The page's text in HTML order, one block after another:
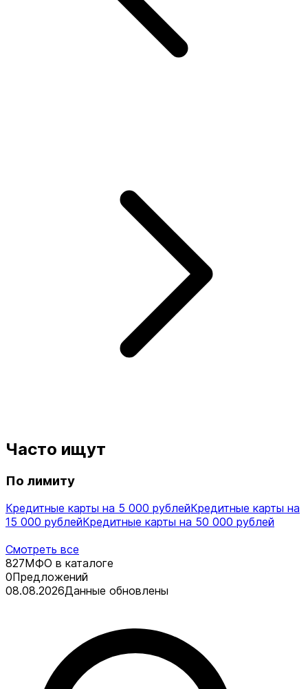
Часто ищут
По лимиту
Кредитные карты на 5 000 рублейКредитные карты на
15 000 рублейКредитные карты на 50 000 рублей
Смотреть все
827МФО в каталоге
0Предложений
08.08.2026Данные обновлены